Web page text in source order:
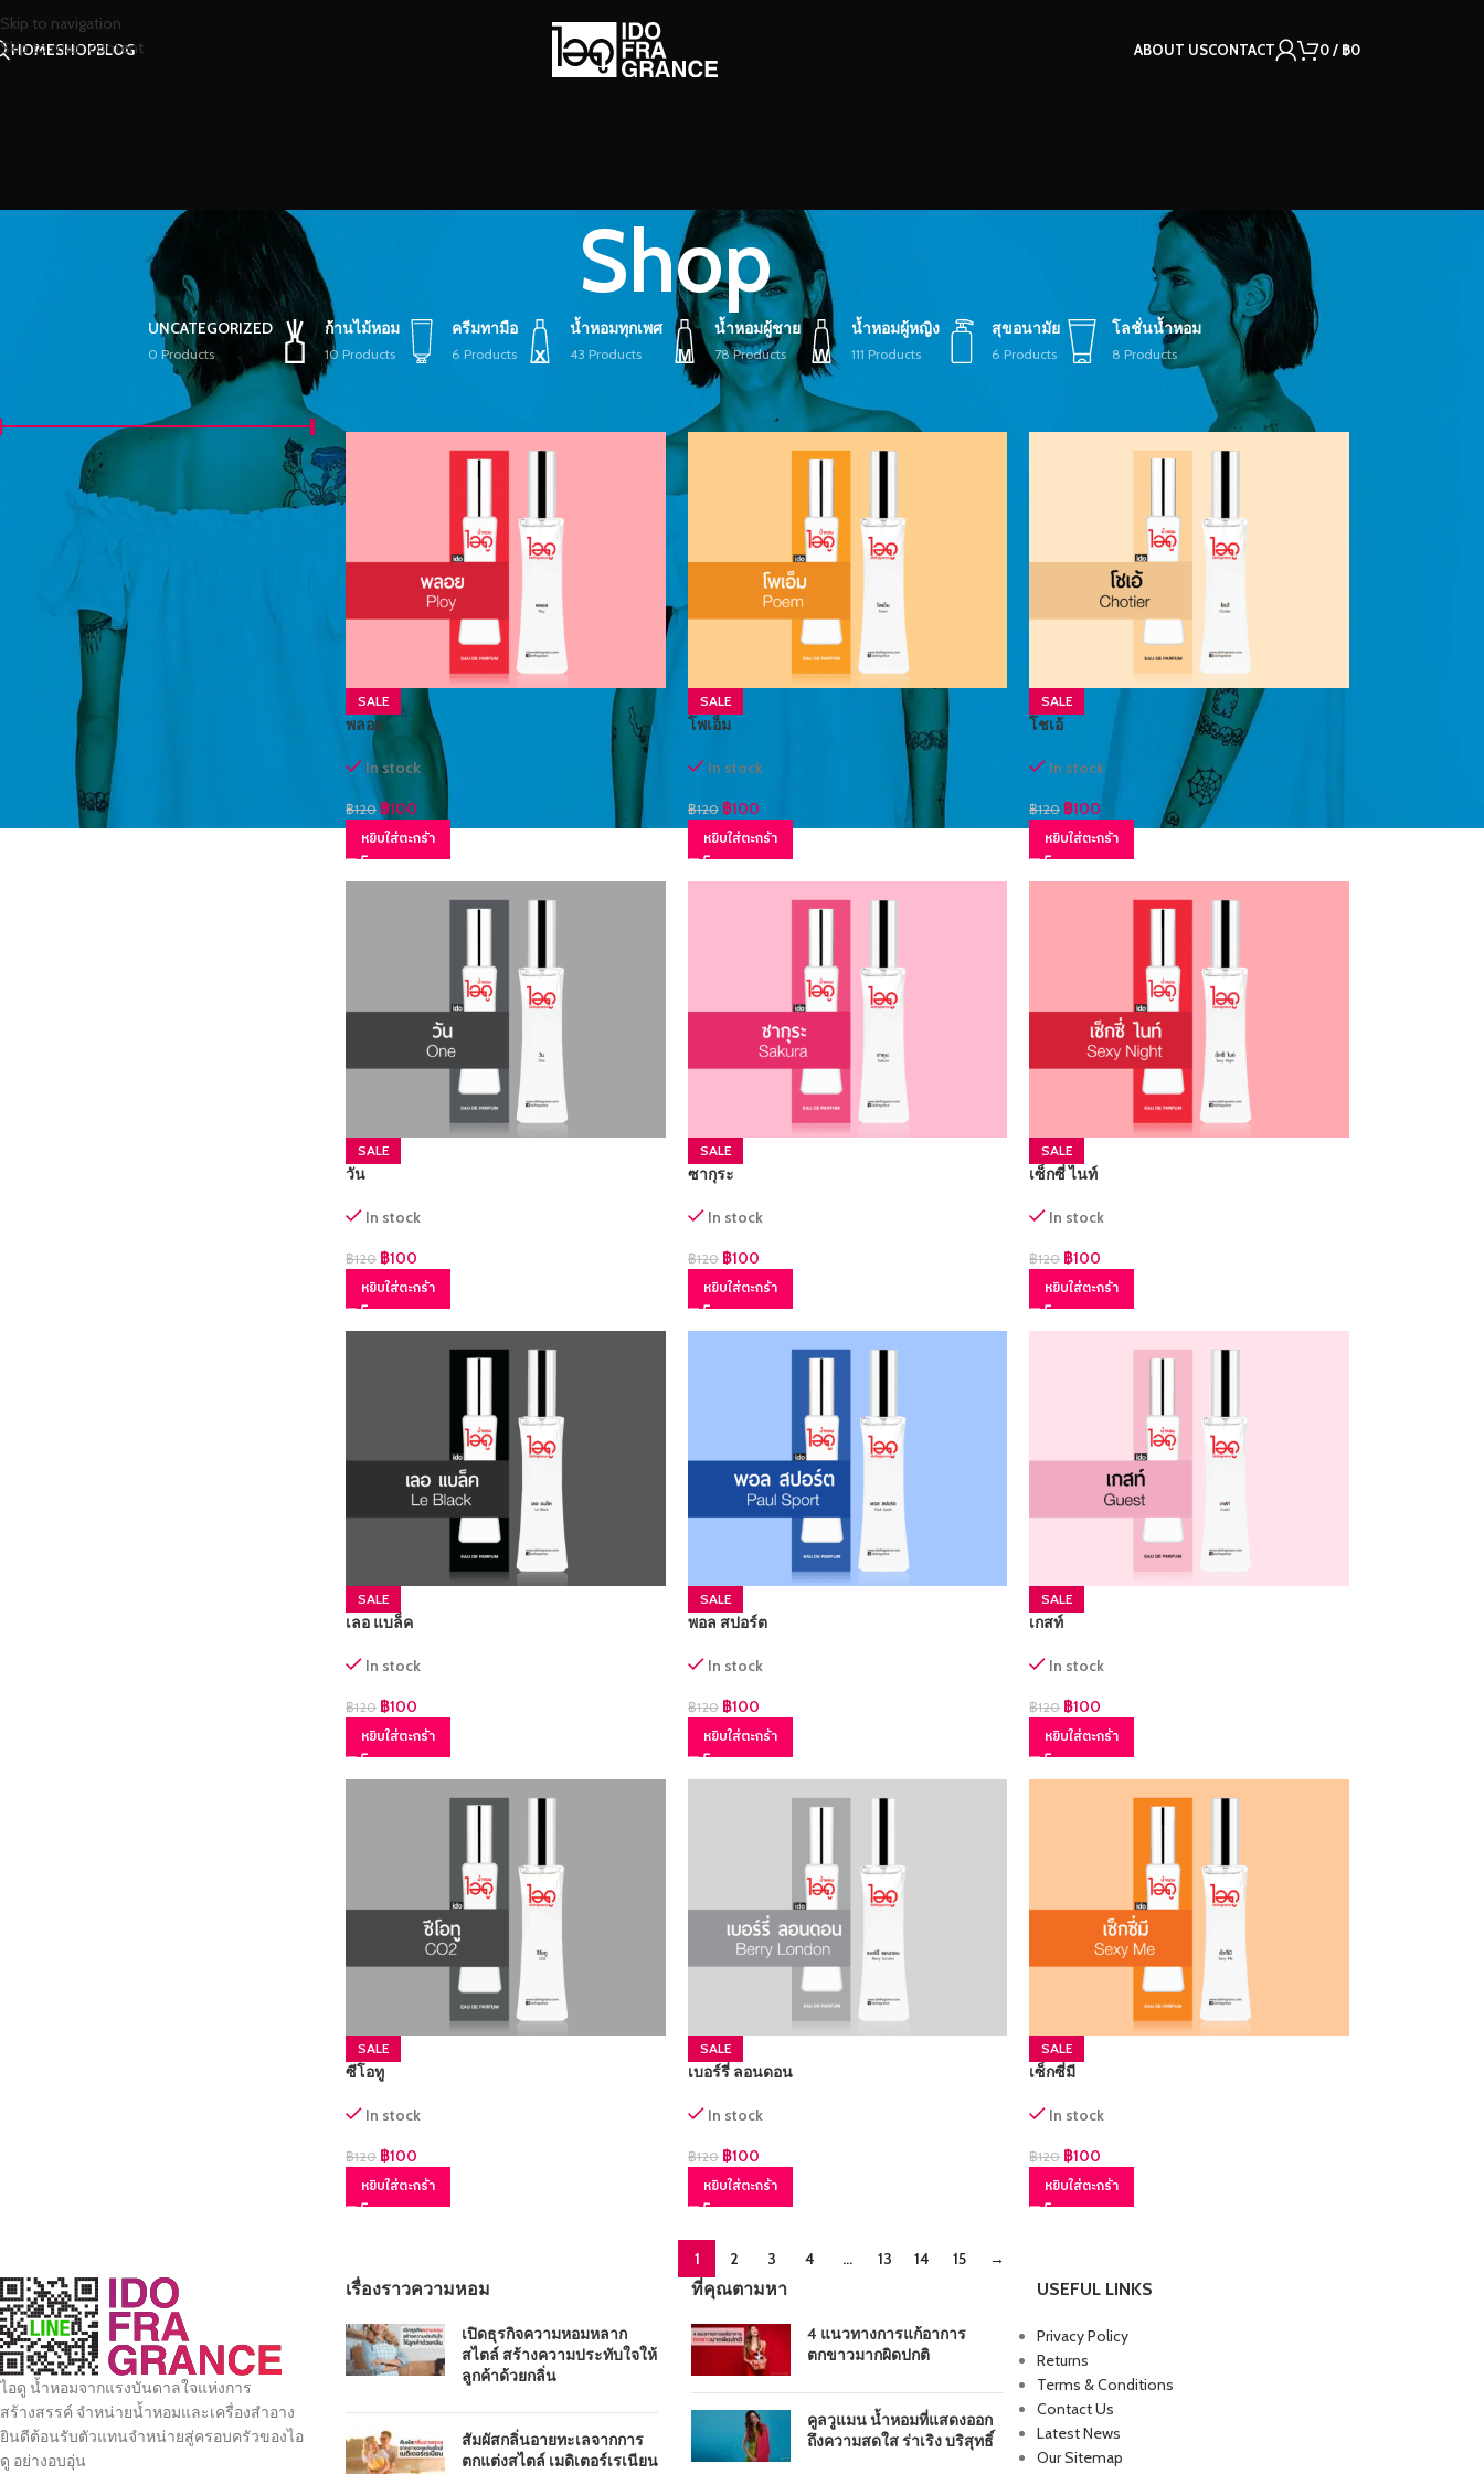
Skip to navigation
Skip to main content
HOMESHOPBLOG ABOUT USCONTACT 0/ ฿0
Shop
UNCATEGORIZED
0 Products
ก้านไม้หอม
10 Products
ครีมทามือ
6 Products
น้ำหอมทุกเพศ
43 Products
น้ำหอมผู้ชาย
78 Products
น้ำหอมผู้หญิง
111 Products
สุขอนามัย
6 Products
โลชั่นน้ำหอม
8 Products
คัดกรอง
—฿1,050
STOCK STATUS
SALE
พลอย
In stock
฿120 ฿100
หยิบใส่ตะกร้า
SALE
โพเอ็ม
In stock
฿120 ฿100
หยิบใส่ตะกร้า
SALE
โชเอ้
In stock
฿120 ฿100
หยิบใส่ตะกร้า
SALE
วัน
In stock
฿120 ฿100
หยิบใส่ตะกร้า
SALE
ซากุระ
In stock
฿120 ฿100
หยิบใส่ตะกร้า
SALE
เซ็กซี่ ไนท์
In stock
฿120 ฿100
หยิบใส่ตะกร้า
SALE
เลอ แบล็ค
In stock
฿120 ฿100
หยิบใส่ตะกร้า
SALE
พอล สปอร์ต
In stock
฿120 ฿100
หยิบใส่ตะกร้า
SALE
เกสท์
In stock
฿120 ฿100
หยิบใส่ตะกร้า
SALE
ซีโอทู
In stock
฿120 ฿100
หยิบใส่ตะกร้า
SALE
เบอร์รี่ ลอนดอน
In stock
฿120 ฿100
หยิบใส่ตะกร้า
SALE
เซ็กซี่มี
In stock
฿120 ฿100
หยิบใส่ตะกร้า
1 2 3 4 … 13 14 15 →
ไอดู น้ำหอมจากแรงบันดาลใจแห่งการ
สร้างสรรค์ จำหน่ายน้ำหอมและเครื่องสำอาง
ยินดีต้อนรับตัวแทนจำหน่ายสู่ครอบครัวของไอ
ดู อย่างอบอุ่น
เรื่องราวความหอม
เปิดธุรกิจความหอมหลาก
สไตล์ สร้างความประทับใจให้
ลูกค้าด้วยกลิ่น
สัมผัสกลิ่นอายทะเลจากการ
ตกแต่งสไตล์ เมดิเตอร์เรเนียน
ที่คุณตามหา
4 แนวทางการแก้อาการ
ตกขาวมากผิดปกติ
คูลวูแมน น้ำหอมที่แสดงออก
ถึงความสดใส ร่าเริง บริสุทธิ์
USEFUL LINKS
Privacy Policy
Returns
Terms & Conditions
Contact Us
Latest News
Our Sitemap